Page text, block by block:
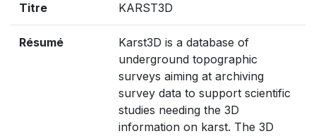
Titre KARST3D
Résumé
Karst3D is a database of
underground topographic
surveys aiming at archiving
survey data to support scientific
studies needing the 3D
information on karst. The 3D